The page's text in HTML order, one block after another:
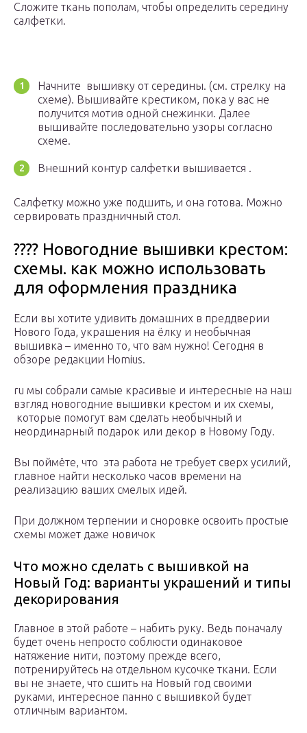
Сложите ткань пополам, чтобы определить середину
салфетки.
Начните вышивку от середины. (см. стрелку на
схеме). Вышивайте крестиком, пока у вас не
получится мотив одной снежинки. Далее
вышивайте последовательно узоры согласно
схеме.
Внешний контур салфетки вышивается .
Салфетку можно уже подшить, и она готова. Можно
сервировать праздничный стол.
???? Новогодние вышивки крестом:
схемы. как можно использовать
для оформления праздника
Если вы хотите удивить домашних в преддверии
Нового Года, украшения на ёлку и необычная
вышивка – именно то, что вам нужно! Сегодня в
обзоре редакции Homius.
ru мы собрали самые красивые и интересные на наш
взгляд новогодние вышивки крестом и их схемы,
которые помогут вам сделать необычный и
неординарный подарок или декор в Новому Году.
Вы поймёте, что эта работа не требует сверх усилий,
главное найти несколько часов времени на
реализацию ваших смелых идей.
При должном терпении и сноровке освоить простые
схемы может даже новичок
Что можно сделать с вышивкой на
Новый Год: варианты украшений и типы
декорирования
Главное в этой работе – набить руку. Ведь поначалу
будет очень непросто соблюсти одинаковое
натяжение нити, поэтому прежде всего,
потренируйтесь на отдельном кусочке ткани. Если
вы не знаете, что сшить на Новый год своими
руками, интересное панно с вышивкой будет
отличным вариантом.